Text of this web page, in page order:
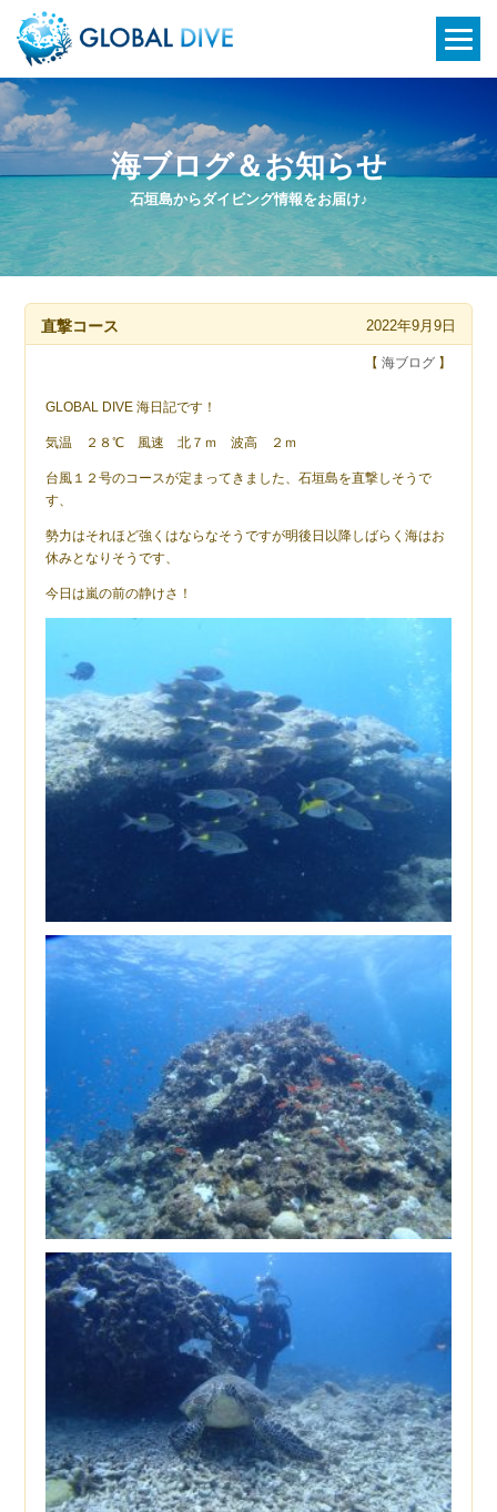
石垣島からダイビング情報をお届け♪
海ブログ＆お知らせ
直撃コース 2022年9月9日
【 海ブログ】
GLOBAL DIVE 海日記です！
気温 ２８℃ 風速 北７ｍ 波高 ２ｍ
台風１２号のコースが定まってきました、石垣島を直撃しそうで
す、
勢力はそれほど強くはならなそうですが明後日以降しばらく海はお
休みとなりそうです、
今日は嵐の前の静けさ！